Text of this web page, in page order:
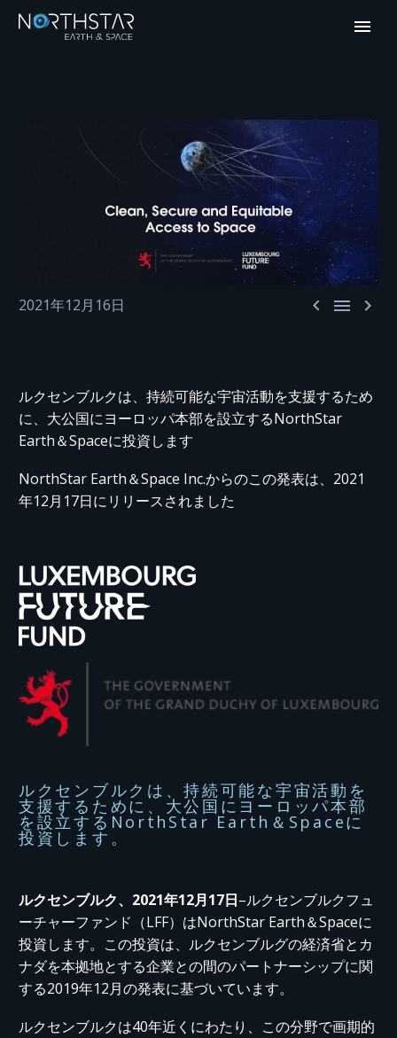
  
2021年12月16日
ルクセンブルクは、持続可能な宇宙活動を支援するため
に、大公国にヨーロッパ本部を設立するNorthStar
Earth＆Spaceに投資します
NorthStar Earth＆Space Inc.からのこの発表は、2021
年12月17日にリリースされました
ルクセンブルクは、持続可能な宇宙活動を
支援するために、大公国にヨーロッパ本部
を設立するNorthStar Earth＆Spaceに
投資します。
ルクセンブルク、2021年12月17日–ルクセンブルクフュ
ーチャーファンド（LFF）はNorthStar Earth＆Spaceに
投資します。この投資は、ルクセンブルグの経済省とカ
ナダを本拠地とする企業との間のパートナーシップに関
する2019年12月の発表に基づいています。
ルクセンブルクは40年近くにわたり、この分野で画期的